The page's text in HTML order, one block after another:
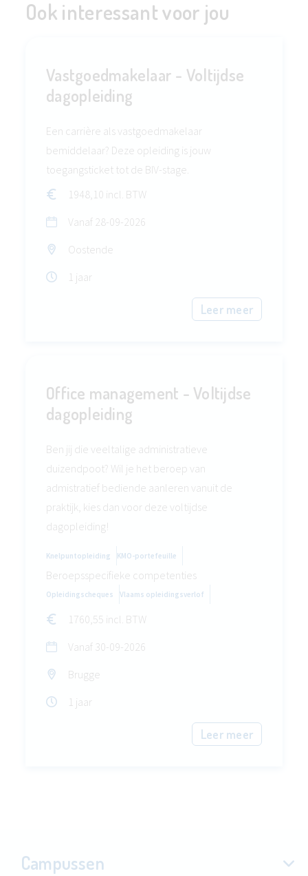
Ook interessant voor jou
Vastgoedmakelaar - Voltijdse
dagopleiding
Een carrière als vastgoedmakelaar
bemiddelaar? Deze opleiding is jouw
toegangsticket tot de BIV-stage.
1948,10 incl. BTW
Vanaf 28-09-2026
Oostende
1 jaar
Leer meer
Office management - Voltijdse
dagopleiding
Ben jij die veeltalige administratieve
duizendpoot? Wil je het beroep van
admistratief bediende aanleren vanuit de
praktijk, kies dan voor deze voltijdse
dagopleiding!
Knelpuntopleiding KMO-portefeuille
Beroepsspecifieke competenties
Opleidingscheques Vlaams opleidingsverlof
1760,55 incl. BTW
Vanaf 30-09-2026
Brugge
1 jaar
Leer meer
Campussen